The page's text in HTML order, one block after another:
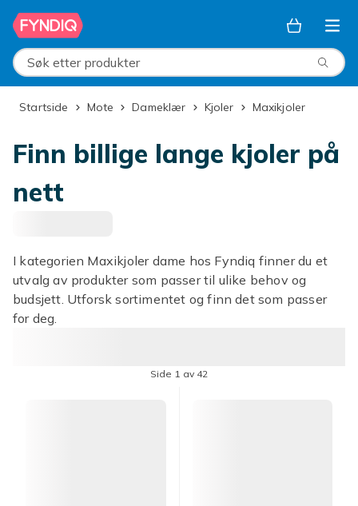
Hopp til hovedinnhold
Søk etter produkter
Startside Mote Dameklær Kjoler Maxikjoler
Finn billige lange kjoler på
nett
I kategorien Maxikjoler dame hos Fyndiq finner du et
utvalg av produkter som passer til ulike behov og
budsjett. Utforsk sortimentet og finn det som passer
for deg.
Side 1 av 42